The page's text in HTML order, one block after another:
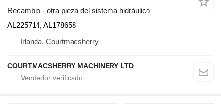
Recambio - otra pieza del sistema hidráulico
AL225714, AL178658
Irlanda, Courtmacsherry
COURTMACSHERRY MACHINERY LTD